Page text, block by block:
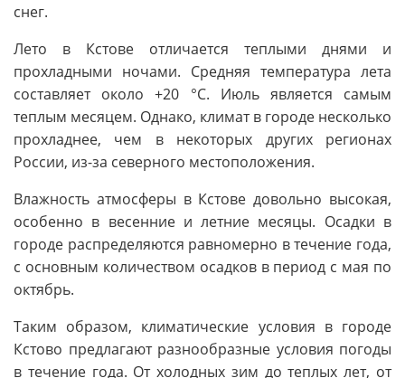
снег.
Лето в Кстове отличается теплыми днями и
прохладными ночами. Средняя температура лета
составляет около +20 °C. Июль является самым
теплым месяцем. Однако, климат в городе несколько
прохладнее, чем в некоторых других регионах
России, из-за северного местоположения.
Влажность атмосферы в Кстове довольно высокая,
особенно в весенние и летние месяцы. Осадки в
городе распределяются равномерно в течение года,
с основным количеством осадков в период с мая по
октябрь.
Таким образом, климатические условия в городе
Кстово предлагают разнообразные условия погоды
в течение года. От холодных зим до теплых лет, от